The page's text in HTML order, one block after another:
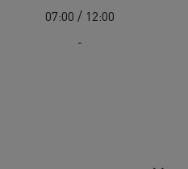
07:00 / 12:00
-